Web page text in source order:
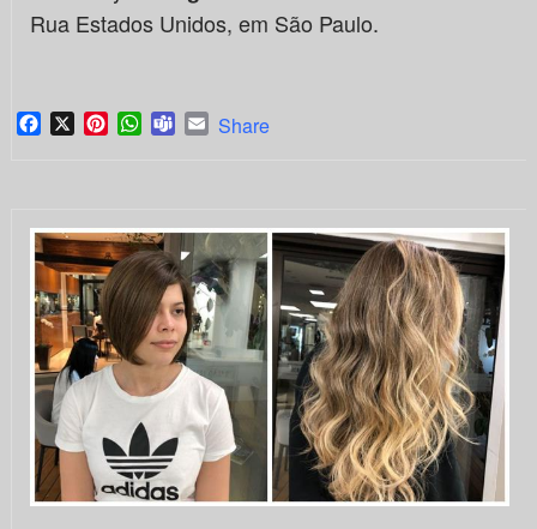
Rua Estados Unidos, em São Paulo.
Facebook
X PinterestWhatsApp
TeamsEmail
Share